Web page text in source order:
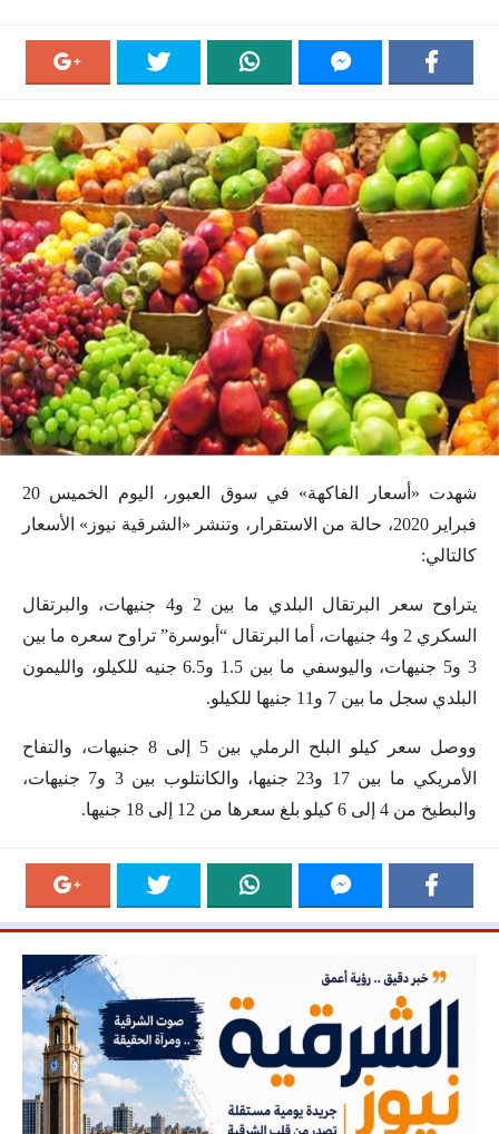
شهدت «أسعار الفاكهة‌» في سوق العبور، اليوم الخميس 20
فبراير 2020، حالة من الاستقرار، وتنشر «الشرقية نيوز» الأسعار
كالتالي:
يتراوح سعر البرتقال البلدي ما بين 2 و4 جنيهات، والبرتقال
السكري 2 و4 جنيهات، أما البرتقال “أبوسرة” تراوح سعره ما بين
3 و5 جنيهات، واليوسفي ما بين 1.5 و6.5 جنيه للكيلو، والليمون
البلدي سجل ما بين 7 و11 جنيها للكيلو.
ووصل سعر كيلو البلح الرملي بين 5 إلى 8 جنيهات، والتفاح
الأمريكي ما بين 17 و23 جنيها، والكانتلوب بين 3 و7 جنيهات،
والبطيخ من 4 إلى 6 كيلو بلغ سعرها من 12 إلى 18 جنيها.